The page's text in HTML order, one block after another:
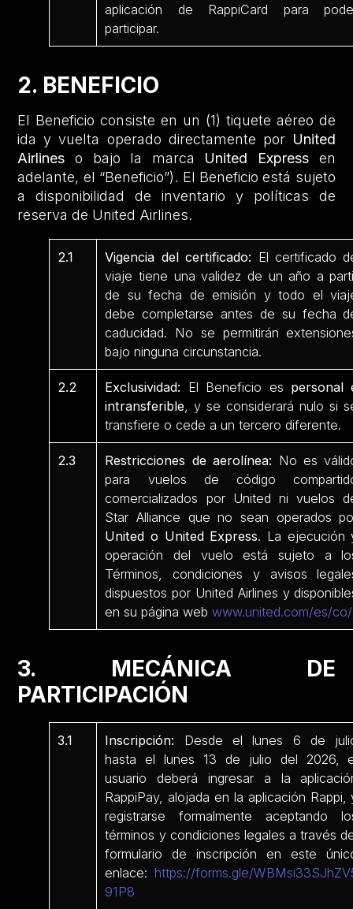
aplicación de RappiCard para
participar.
2. BENEFICIO
El Beneficio consiste en un (1) tiquete aéreo de
ida y vuelta operado directamente por United
Airlines o bajo la marca United Express en
adelante, el “Beneficio”). El Beneficio está sujeto
a disponibilidad de inventario y políticas de
reserva de United Airlines.
2.1 Vigencia del certificado: El certificado
viaje tiene una validez de un año a
de su fecha de emisión y todo el
debe completarse antes de su fecha
caducidad. No se permitirán
bajo ninguna circunstancia.
2.2 Exclusividad: El Beneficio es personal
intransferible , y se considerará nulo si
transfiere o cede a un tercero diferente.
2.3 Restricciones de aerolínea: No es
para vuelos de código
comercializados por United ni vuelos
Star Alliance que no sean operados
United o United Express. La ejecución
operación del vuelo está sujeto a
Términos, condiciones y avisos
dispuestos por United Airlines y
en su página webwww.united.com/es/co/
3. MECÁNICA DE
PARTICIPACIÓN
3.1 Inscripción: Desde el lunes 6 de
hasta el lunes 13 de julio del 2026,
usuario deberá ingresar a la
RappiPay, alojada en la aplicación Rappi,
registrarse formalmente aceptando
términos y condiciones legales a través
formulario de inscripción en este
enlace: https://forms.gle/
91P8